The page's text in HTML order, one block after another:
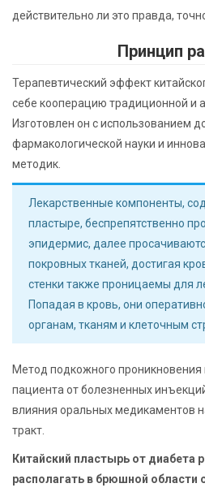
действительно ли это правда,
Принцип
Терапевтический эффект
себе кооперацию традиционной и
Изготовлен он с использованием
фармакологической науки и
методик.
Лекарственные компоненты,
пластыре, беспрепятственно
эпидермис, далее
покровных тканей, достигая
стенки также проницаемы для
Попадая в кровь, они
органам, тканям и клеточным
Метод подкожного проникновения
пациента от болезненных
влияния оральных медикаментов
тракт.
Китайский пластырь от диабета
располагать в брюшной области